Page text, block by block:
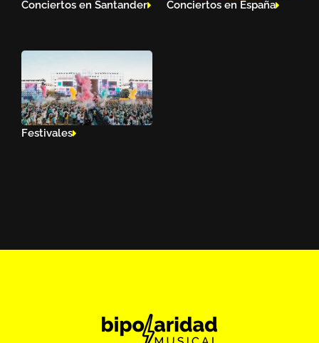
Conciertos en Santander Conciertos en España
Festivales